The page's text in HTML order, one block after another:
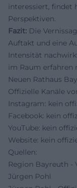
interessiert, findet
Perspektiven.
Fazit: Die
Auftakt und eine
Intensität
im Raum erfahren
Neuen Rathaus
Offizielle Kanäle
Instagram: kein
Facebook: kein
YouTube: kein
Website: kein
Quellen:
Region Bayreuth -
Jürgen Pohl